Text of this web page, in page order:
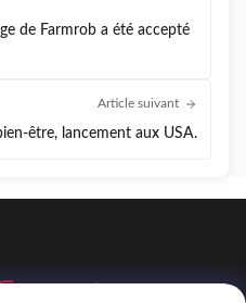
de Farmrob a été accepté
Article suivant
être, lancement aux USA.